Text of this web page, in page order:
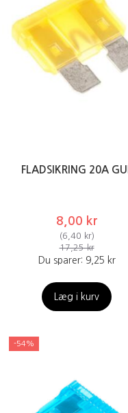
FLADSIKRING 20A GUL
8,00 kr
(6,40 kr)
17,25 kr
Du sparer: 9,25 kr
Læg i kurv
-54%